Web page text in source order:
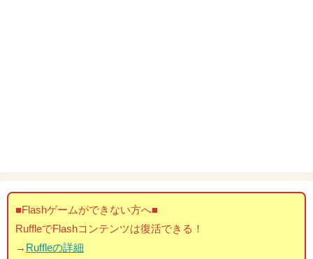
■Flashゲームができない方へ■
RuffleでFlashコンテンツは復活できる！
→ Ruffleの詳細